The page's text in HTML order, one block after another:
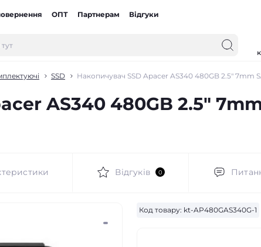
ОПТ Партнерам Відгуки
SSD Накопичувач SSD Apacer AS340 480GB 2.5" 7mm
AS340 480GB 2.5"
Відгуків 0
Код товару: kt-AP480GAS340G-1